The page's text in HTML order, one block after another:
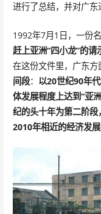
进行了总结，并对广东
1992年7月1日，一份
赶上亚洲“四小龙”的请
在这份文件里，广东方
间段： 以20世纪90年
体发展程度上达到“亚
纪的头十年为第二阶段
2010年相近的经济发展